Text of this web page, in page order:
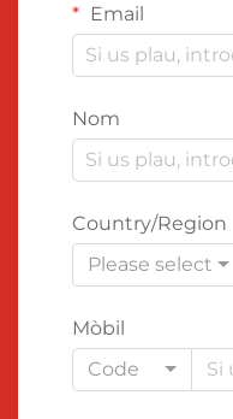
Email
Nom
Country/Region
Please select
Mòbil
Code